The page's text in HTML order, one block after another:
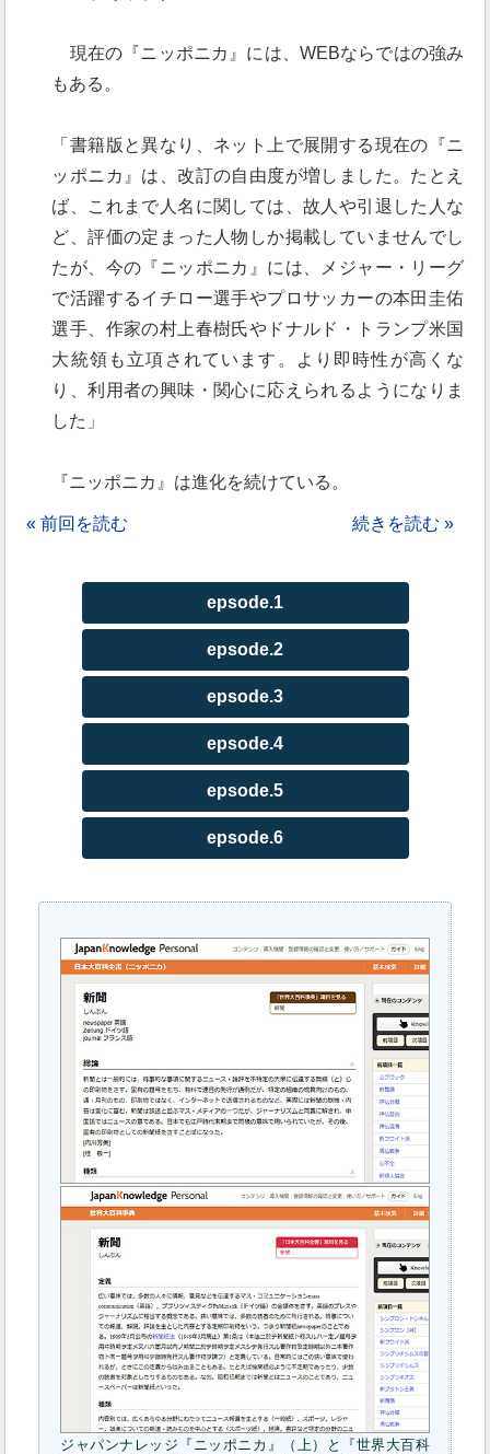
現在の『ニッポニカ』には、WEBならではの強み
もある。
「書籍版と異なり、ネット上で展開する現在の『ニ
ッポニカ』は、改訂の自由度が増しました。たとえ
ば、これまで人名に関しては、故人や引退した人な
ど、評価の定まった人物しか掲載していませんでし
たが、今の『ニッポニカ』には、メジャー・リーグ
で活躍するイチロー選手やプロサッカーの本田圭佑
選手、作家の村上春樹氏やドナルド・トランプ米国
大統領も立項されています。より即時性が高くな
り、利用者の興味・関心に応えられるようになりま
した」
『ニッポニカ』は進化を続けている。
« 前回を読む 続きを読む »
epsode.1
epsode.2
epsode.3
epsode.4
epsode.5
epsode.6
ジャパンナレッジ『ニッポニカ』（上）と『世界大百科